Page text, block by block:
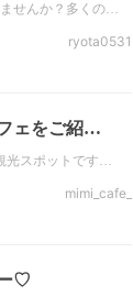
せんか？多くの…
ryota0531
ェをご紹…
光スポットです…
mimi_cafe_
♡